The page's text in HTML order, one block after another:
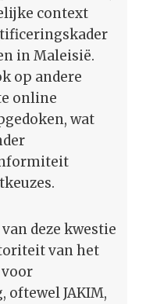
context
in Maleisië.
op andere
online
wat
deze kwestie
van het
JAKIM,